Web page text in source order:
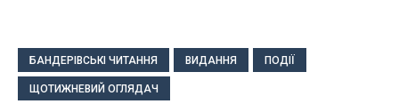
БАНДЕРІВСЬКІ ЧИТАННЯ ВИДАННЯ ПОДІЇ
ЩОТИЖНЕВИЙ ОГЛЯДАЧ